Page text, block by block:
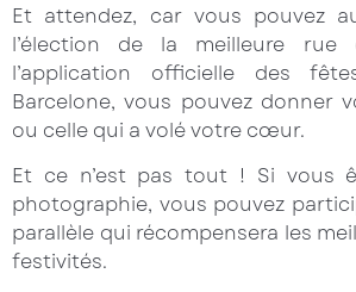
Et attendez, car vous pouvez
l’élection de la meilleure rue
l’application officielle des
Barcelone, vous pouvez donner
ou celle qui a volé votre cœur.
Et ce n’est pas tout ! Si vous
photographie, vous pouvez
parallèle qui récompensera les
festivités.